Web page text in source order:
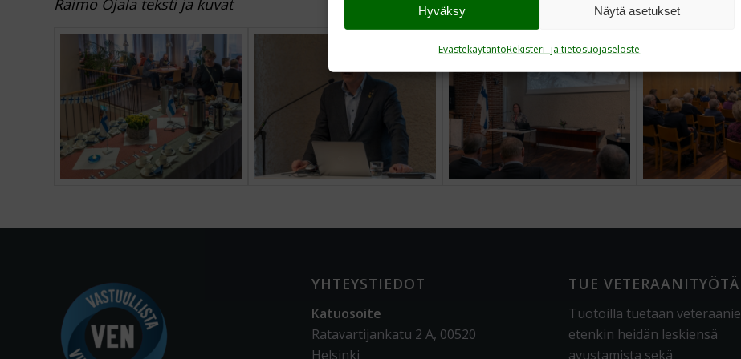
Hyväksy Näytä asetukset
EvästekäytäntöRekisteri- ja tietosuojaseloste
Raimo Ojala teksti ja kuvat
YHTEYSTIEDOT
Katuosoite
Ratavartijankatu 2 A, 00520
Helsinki
TUE VETERAANITYÖTÄ
Tuotoilla tuetaan
etenkin heidän leskiensä
avustamista sekä